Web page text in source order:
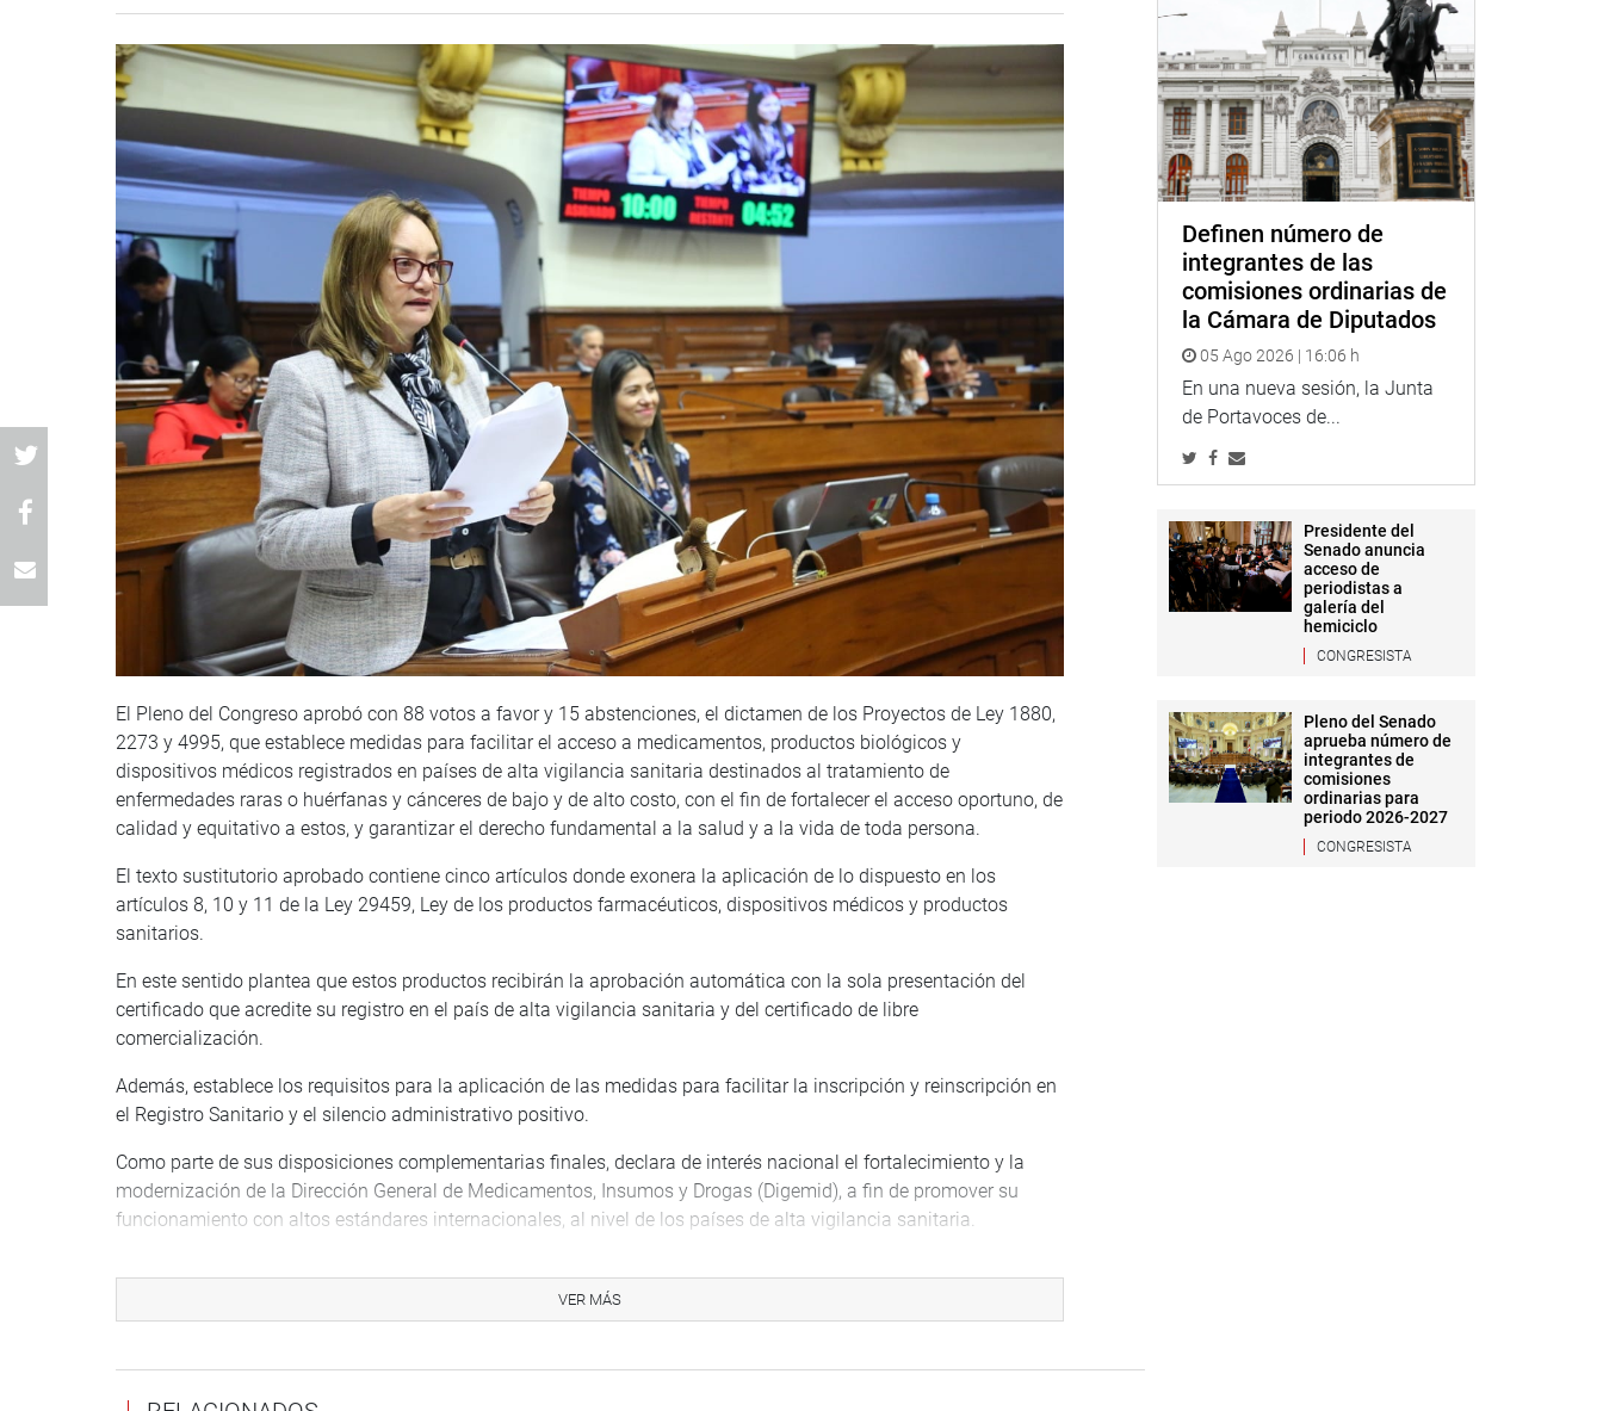
El Pleno del Congreso aprobó con 88 votos a favor y 15 abstenciones, el dictamen de los Proyectos de Ley 1880,
2273 y 4995, que establece medidas para facilitar el acceso a medicamentos, productos biológicos y
dispositivos médicos registrados en países de alta vigilancia sanitaria destinados al tratamiento de
enfermedades raras o huérfanas y cánceres de bajo y de alto costo, con el fin de fortalecer el acceso oportuno, de
calidad y equitativo a estos, y garantizar el derecho fundamental a la salud y a la vida de toda persona.
El texto sustitutorio aprobado contiene cinco artículos donde exonera la aplicación de lo dispuesto en los
artículos 8, 10 y 11 de la Ley 29459, Ley de los productos farmacéuticos, dispositivos médicos y productos
sanitarios.
En este sentido plantea que estos productos recibirán la aprobación automática con la sola presentación del
certificado que acredite su registro en el país de alta vigilancia sanitaria y del certificado de libre
comercialización.
Además, establece los requisitos para la aplicación de las medidas para facilitar la inscripción y reinscripción en
el Registro Sanitario y el silencio administrativo positivo.
Como parte de sus disposiciones complementarias finales, declara de interés nacional el fortalecimiento y la
modernización de la Dirección General de Medicamentos, Insumos y Drogas (Digemid), a fin de promover su
funcionamiento con altos estándares internacionales, al nivel de los países de alta vigilancia sanitaria.
Comisión de Salud y Población, identificando como un grave problema público, el limitado acceso a
medicamentos y dispositivos a causa del alto costo y la escasez de los mismos, por la demora en la inscripción
“Lo que se busca es facilitar el ingreso de estos productos provenientes de países de alta vigilancia sanitaria,
VER MÁS
Definen número de
integrantes de las
comisiones ordinarias de
la Cámara de Diputados
05 Ago 2026 | 16:06 h
En una nueva sesión, la Junta
de Portavoces de...
Presidente del
Senado anuncia
acceso de
periodistas a
galería del
hemiciclo
CONGRESISTA
Pleno del Senado
aprueba número de
integrantes de
comisiones
ordinarias para
periodo 2026-2027
CONGRESISTA